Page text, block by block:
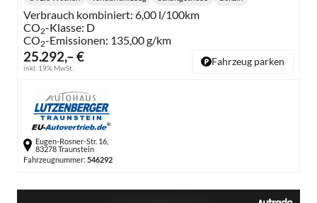
25.292,– €
inkl. 19% MwSt.
Lieferzeit: Getriebe: Kraftstoff:
Verbrauch kombiniert: 6,00 l/100km
CO2-Klasse: D
CO2-Emissionen: 135,00 g/km
Fahrzeug parken
Eugen-Rosner-Str. 16,
83278 Traunstein
Fahrzeugnummer: 546292